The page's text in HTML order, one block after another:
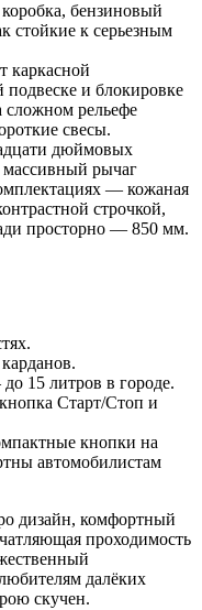
бензиновый
стойкие к серьезным
каркасной
подвеске и блокировке
сложном рельефе
свесы.
дюймовых
массивный рычаг
— кожаная
строчкой,
просторно — 850 мм.
15 литров в городе.
Старт/Стоп и
кнопки на
автомобилистам
дизайн, комфортный
проходимость
далёких
скучен.